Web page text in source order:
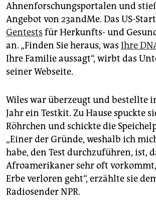
Ahnenforschungsportalen und
Angebot von 23andMe. Das US-
Gentests für Herkunfts- und
an. „Finden Sie heraus, was Ihre
Ihre Familie aussagt“, wirbt das
seiner Webseite.
Wiles war überzeugt und bestellte
Jahr ein Testkit. Zu Hause spuckte
Röhrchen und schickte die
„Einer der Gründe, weshalb ich
habe, den Test durchzuführen, ist,
Afroamerikaner sehr oft
Erbe verloren geht“, erzählte sie
Radiosender NPR.